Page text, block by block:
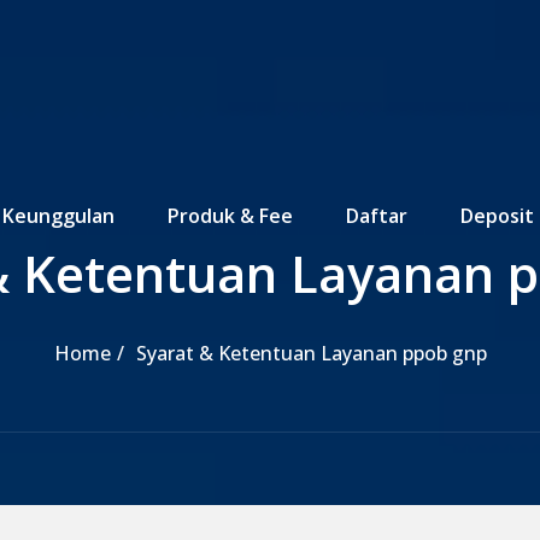
Keunggulan Produk & Fee Daftar Deposit
Ketentuan Layanan
Home Syarat & Ketentuan Layanan ppob gnp